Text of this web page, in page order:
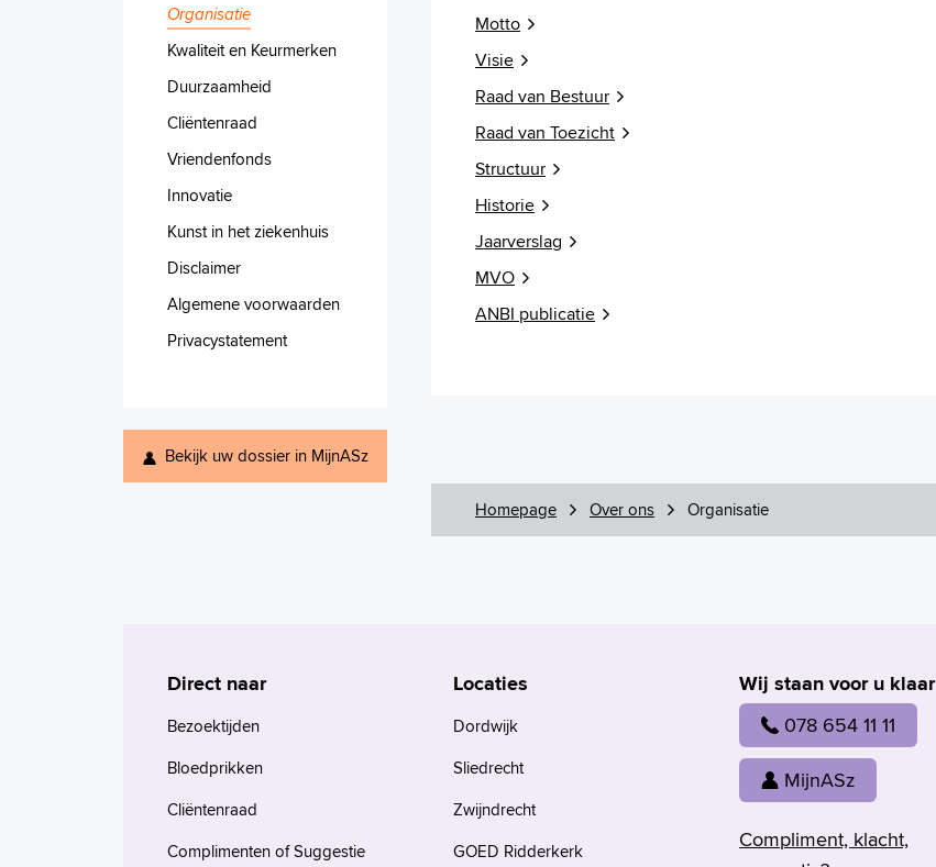
Organisatie
Kwaliteit en Keurmerken
Duurzaamheid
Cliëntenraad
Vriendenfonds
Innovatie
Kunst in het ziekenhuis
Disclaimer
Algemene voorwaarden
Privacystatement
Bekijk uw dossier in MijnASz
Motto
Visie
Raad van Bestuur
Raad van Toezicht
Structuur
Historie
Jaarverslag
MVO
ANBI publicatie
Homepage Over ons Organisatie
Wij staan voor u klaar
078 654 11 11
MijnASz
Compliment, klacht,
Direct naar
Bezoektijden
Bloedprikken
Cliëntenraad
Complimenten of Suggestie
Locaties
Dordwijk
Sliedrecht
Zwijndrecht
GOED Ridderkerk